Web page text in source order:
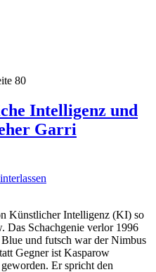
80
Intelligenz und
Garri
Künstlicher Intelligenz (KI) so
Das Schachgenie verlor 1996
und futsch war der Nimbus
Gegner ist Kasparow
Er spricht den